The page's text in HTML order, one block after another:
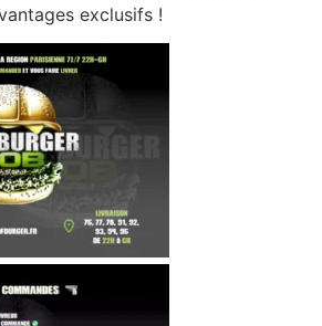
exclusifs !